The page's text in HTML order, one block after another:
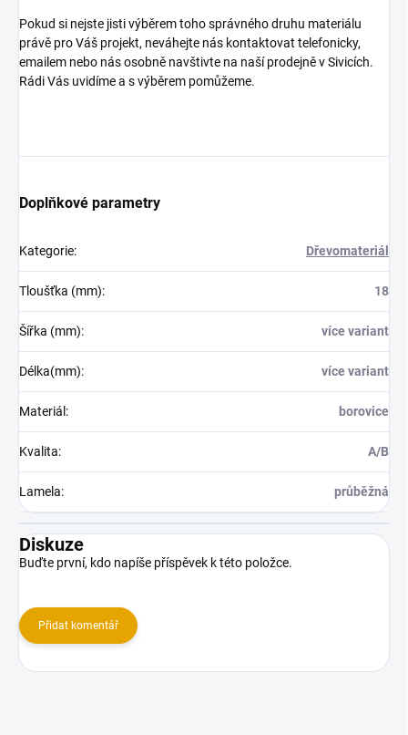
Pokud si nejste jisti výběrem toho správného druhu materiálu
právě pro Váš projekt, neváhejte nás kontaktovat telefonicky,
emailem nebo nás osobně navštivte na naší prodejně v Sivicích.
Rádi Vás uvidíme a s výběrem pomůžeme.
Doplňkové parametry
Kategorie: Dřevomateriál
Tloušťka (mm): 18
Šířka (mm): více variant
Délka(mm): více variant
Materiál: borovice
Kvalita: A/B
Lamela: průběžná
Diskuze
Buďte první, kdo napíše příspěvek k této položce.
Přidat komentář